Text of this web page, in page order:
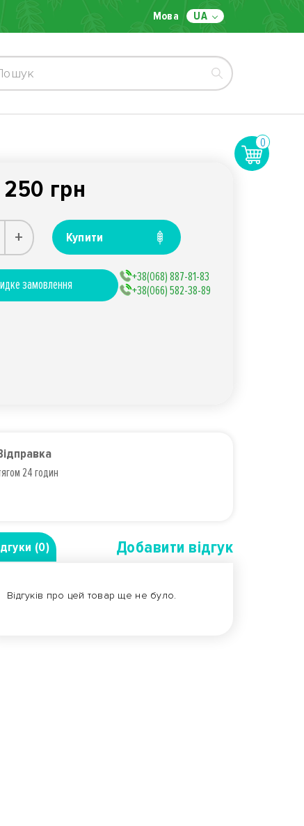
Мова UA
0
грн
+ Купити
замовлення
+38(068) 887-81-83
+38(066) 582-38-89
24 годин
(0) Добавити вiдгук
Відгуків про цей товар ще не було.